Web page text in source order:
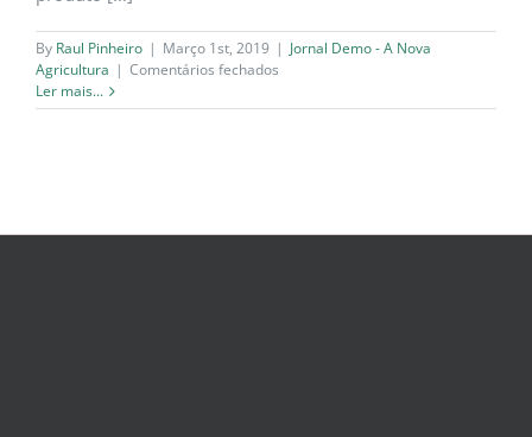
By Raul Pinheiro | Março 1st, 2019 | Jornal Demo - A Nova
Agricultura | Comentários fechados
na
Ler mais...